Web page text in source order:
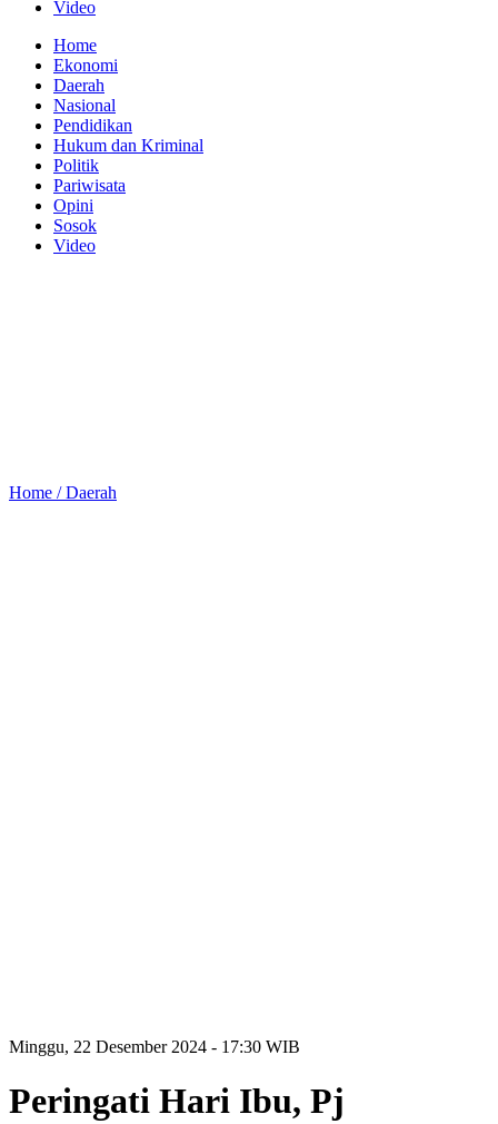
Video
Home
Ekonomi
Daerah
Nasional
Pendidikan
Hukum dan Kriminal
Politik
Pariwisata
Opini
Sosok
Video
Home /Daerah
Minggu, 22 Desember 2024 - 17:30 WIB
Peringati Hari Ibu, Pj